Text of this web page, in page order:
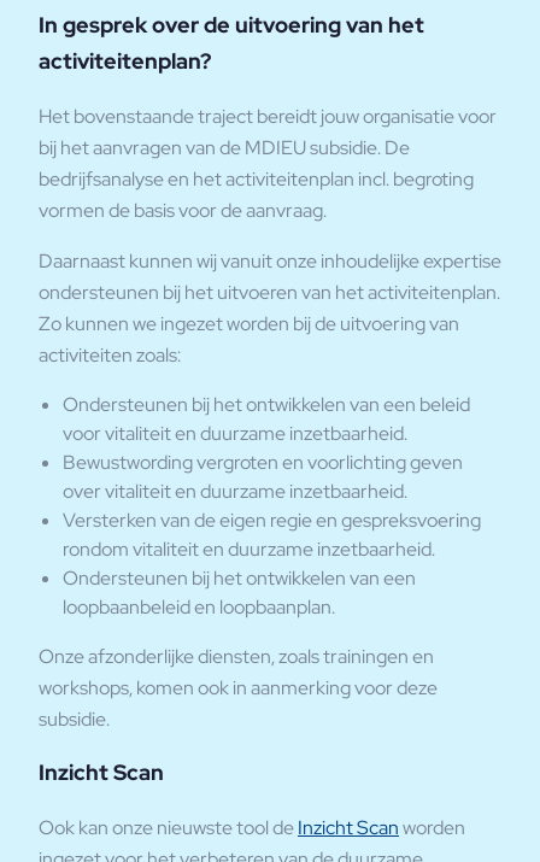
In gesprek over de uitvoering van het
activiteitenplan?
Het bovenstaande traject bereidt jouw organisatie voor
bij het aanvragen van de MDIEU subsidie. De
bedrijfsanalyse en het activiteitenplan incl. begroting
vormen de basis voor de aanvraag.
Daarnaast kunnen wij vanuit onze inhoudelijke expertise
ondersteunen bij het uitvoeren van het activiteitenplan.
Zo kunnen we ingezet worden bij de uitvoering van
activiteiten zoals:
Ondersteunen bij het ontwikkelen van een beleid
voor vitaliteit en duurzame inzetbaarheid.
Bewustwording vergroten en voorlichting geven
over vitaliteit en duurzame inzetbaarheid.
Versterken van de eigen regie en gespreksvoering
rondom vitaliteit en duurzame inzetbaarheid.
Ondersteunen bij het ontwikkelen van een
loopbaanbeleid en loopbaanplan.
Onze afzonderlijke diensten, zoals trainingen en
workshops, komen ook in aanmerking voor deze
subsidie.
Inzicht Scan
Ook kan onze nieuwste tool deInzicht Scanworden